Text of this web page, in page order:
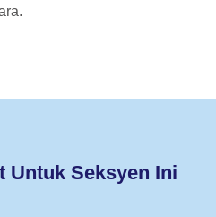
Untuk Seksyen Ini